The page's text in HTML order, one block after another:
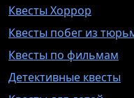
Квесты Хоррор
Квесты побег из
Квесты по фильмам
Детективные квесты